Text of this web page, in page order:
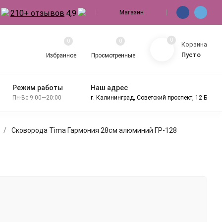
210+ отзывов 4,9 Магазин
Избранное
0
Просмотренные
0 0
Корзина
Пусто
Режим работы
Пн-Вс 9:00—20:00
Наш адрес
г. Калининград, Советский проспект, 12 Б
/ Сковорода Tima Гармония 28см алюминий ГР-128